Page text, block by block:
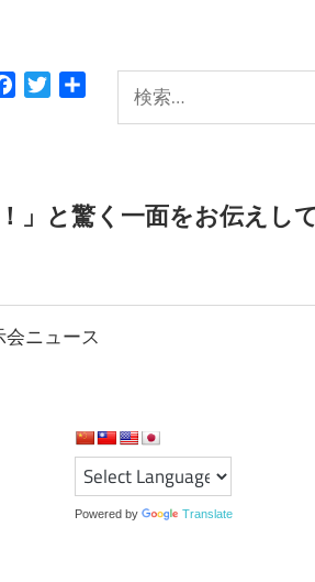
索:
Facebook
Twitter
」と驚く一面をお伝えし
会ニュース
Powered by Translate